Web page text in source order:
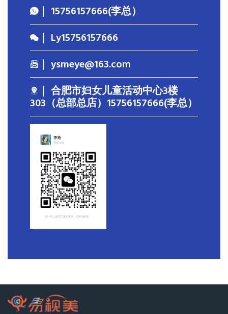
｜ 15756157666(李总）
｜ Ly15756157666
｜ ysmeye@163.com
｜ 合肥市妇女儿童活动中心3楼
303（总部总店）15756157666(李总）